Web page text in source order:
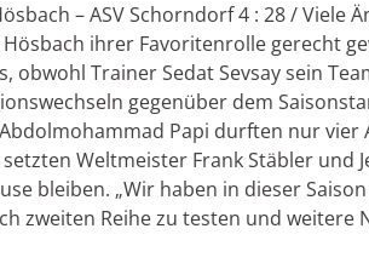
– ASV Schorndorf 4 : 28 /
ihrer Favoritenrolle gerecht
obwohl Trainer Sedat Sevsay sein
gegenüber dem
Papi durften nur
Weltmeister Frank Stäbler und
bleiben. „Wir haben in dieser
zweiten Reihe zu testen und weitere